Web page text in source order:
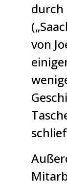
durch
von